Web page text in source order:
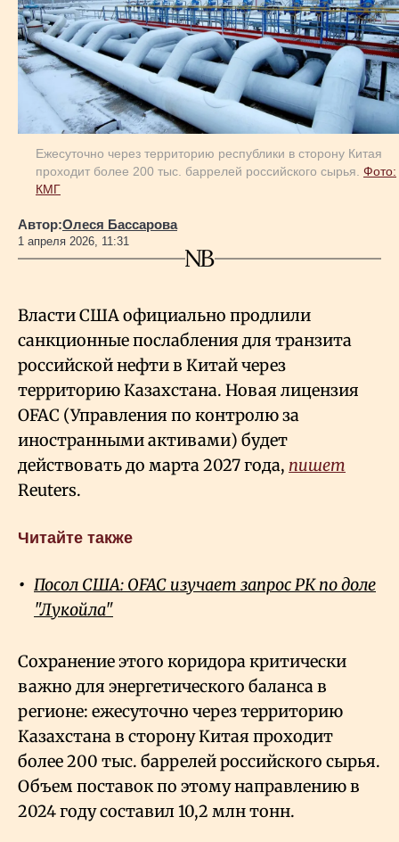
Геополитика
Исследования
Люди
О нас
Все новости
Ежесуточно через территорию республики в сторону Китая
проходит более 200 тыс. баррелей российского сырья. Фото:
КМГ
Автор:Олеся Бассарова
1 апреля 2026, 11:31
Власти США официально продлили
санкционные послабления для транзита
российской нефти в Китай через
территорию Казахстана. Новая лицензия
OFAC (Управления по контролю за
иностранными активами) будет
действовать до марта 2027 года, пишет
Reuters.
Читайте также
Посол США: OFAC изучает запрос РК по доле
"Лукойла"
Сохранение этого коридора критически
важно для энергетического баланса в
регионе: ежесуточно через территорию
Казахстана в сторону Китая проходит
более 200 тыс. баррелей российского сырья.
Объем поставок по этому направлению в
2024 году составил 10,2 млн тонн.